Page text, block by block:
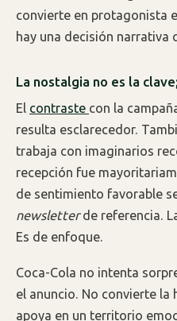
convierte en protagonista
hay una decisión narrativa
La nostalgia no es la
El contraste con la
resulta esclarecedor.
trabaja con imaginarios
recepción fue
de sentimiento favorable
newsletterde referencia.
Es de enfoque.
Coca-Cola no intenta
el anuncio. No convierte la
apoya en un territorio